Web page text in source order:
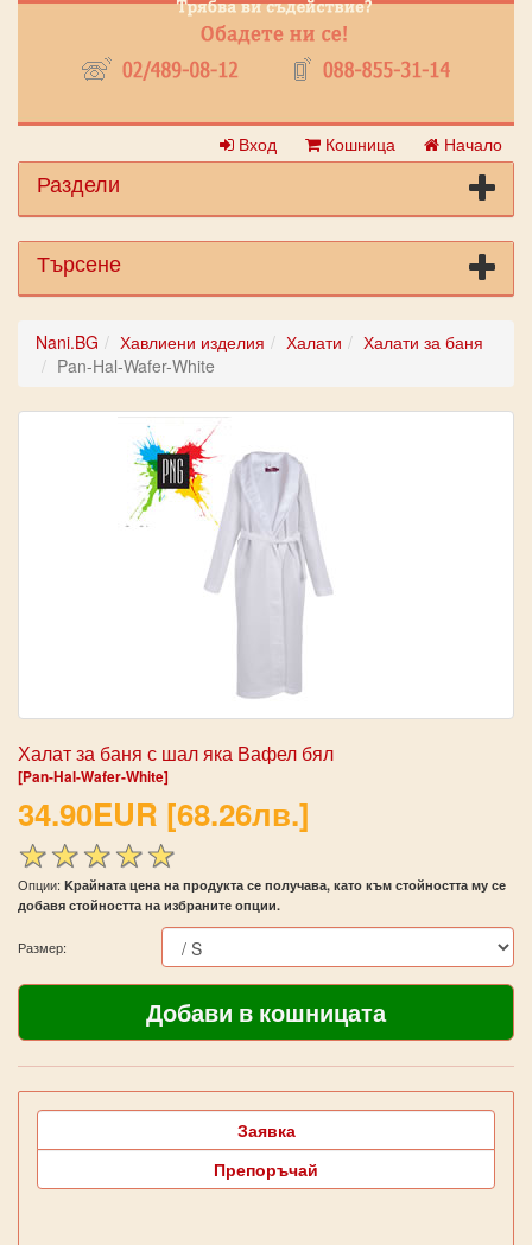
Вход Кошница Начало
Раздели
Търсене
Nani.BG Хавлиени изделия Халати
Халати за баня
Pan-Hal-Wafer-White
Халат за баня с шал яка Вафел бял
[Pan-Hal-Wafer-White]
34.90EUR [68.26лв.]
Опции: Kрайната цена на продукта се получава, като към стойността му се
добавя стойността на избраните опции.
Размер:
Заявка
Препоръчай